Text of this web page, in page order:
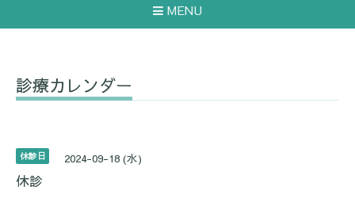
MENU
診療カレンダー
休診日 2024-09-18 (水)
休診